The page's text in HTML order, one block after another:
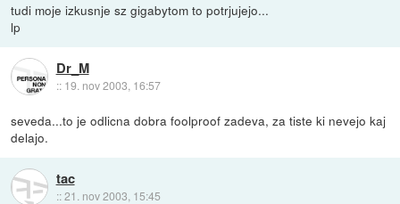
tudi moje izkusnje sz gigabytom to potrjujejo...
lp
Dr_M
:: 19. nov 2003, 16:57
seveda...to je odlicna dobra foolproof zadeva, za tiste ki nevejo kaj
delajo.
tac
::21. nov 2003, 15:45